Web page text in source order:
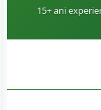
15+ ani